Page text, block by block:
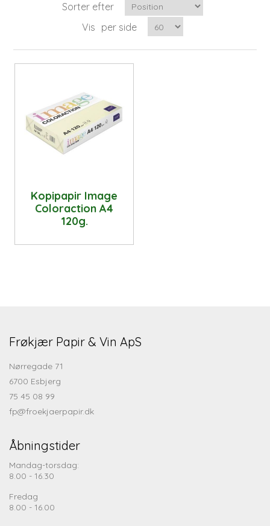
Sorter efter
Vis per side
Kopipapir Image
Coloraction A4
120g.
Frøkjær Papir & Vin ApS
Nørregade 71
6700 Esbjerg
75 45 08 99
fp@froekjaerpapir.dk
Åbningstider
Mandag-torsdag:
8.00 - 16.30
Fredag
8.00 - 16.00